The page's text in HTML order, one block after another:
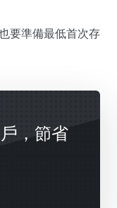
要準備最低首次存
，節省